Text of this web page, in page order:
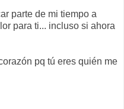
parte de mi tiempo a
para ti... incluso si ahora
pq tú eres quién me